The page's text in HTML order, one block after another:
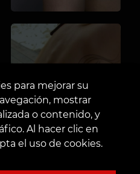
para mejorar su
mostrar
o contenido, y
Al hacer clic en
el uso de cookies.